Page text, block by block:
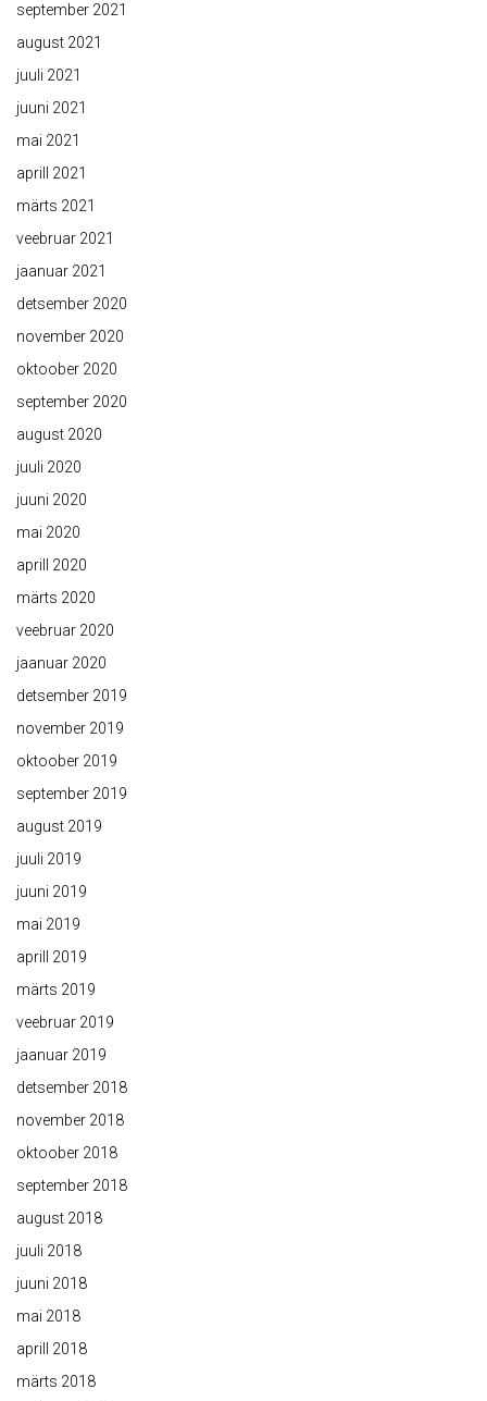
september 2021
august 2021
juuli 2021
juuni 2021
mai 2021
aprill 2021
märts 2021
veebruar 2021
jaanuar 2021
detsember 2020
november 2020
oktoober 2020
september 2020
august 2020
juuli 2020
juuni 2020
mai 2020
aprill 2020
märts 2020
veebruar 2020
jaanuar 2020
detsember 2019
november 2019
oktoober 2019
september 2019
august 2019
juuli 2019
juuni 2019
mai 2019
aprill 2019
märts 2019
veebruar 2019
jaanuar 2019
detsember 2018
november 2018
oktoober 2018
september 2018
august 2018
juuli 2018
juuni 2018
mai 2018
aprill 2018
märts 2018